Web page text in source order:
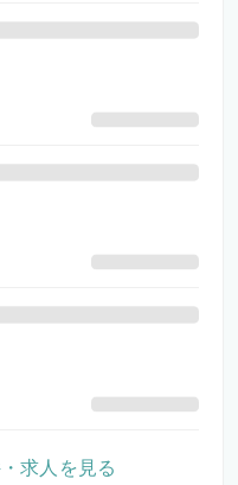
求人を見る